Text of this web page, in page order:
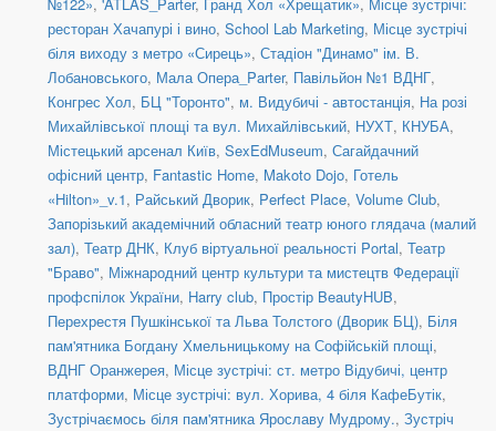
№122», 'ATLAS_Parter, Гранд Хол «Хрещатик», Місце зустрічі:
ресторан Хачапурі і вино, School Lab Marketing, Місце зустрічі
біля виходу з метро «Сирець», Стадіон "Динамо" ім. В.
Лобановського, Мала Опера_Parter, Павільйон №1 ВДНГ,
Конгрес Хол, БЦ "Торонто", м. Видубичі - автостанція, На розі
Михайлівської площі та вул. Михайлівський, НУХТ, КНУБА,
Містецький арсенал Київ, SexEdMuseum, Сагайдачний
офісний центр, Fantastic Home, Makoto Dojo, Готель
«Hilton»_v.1, Райський Дворик, Perfect Place, Volume Club,
Запорізький академічний обласний театр юного глядача (малий
зал), Театр ДНК, Клуб віртуальної реальності Portal, Театр
"Браво", Міжнародний центр культури та мистецтв Федерації
профспілок України, Harry club, Простір BeautyHUB,
Перехрестя Пушкінської та Льва Толстого (Дворик БЦ), Біля
пам'ятника Богдану Хмельницькому на Софійській площі,
ВДНГ Оранжерея, Місце зустрічі: ст. метро Відубичі, центр
платформи, Місце зустрічі: вул. Хорива, 4 біля КафеБутік,
Зустрічаємось біля пам'ятника Ярославу Мудрому., Зустріч